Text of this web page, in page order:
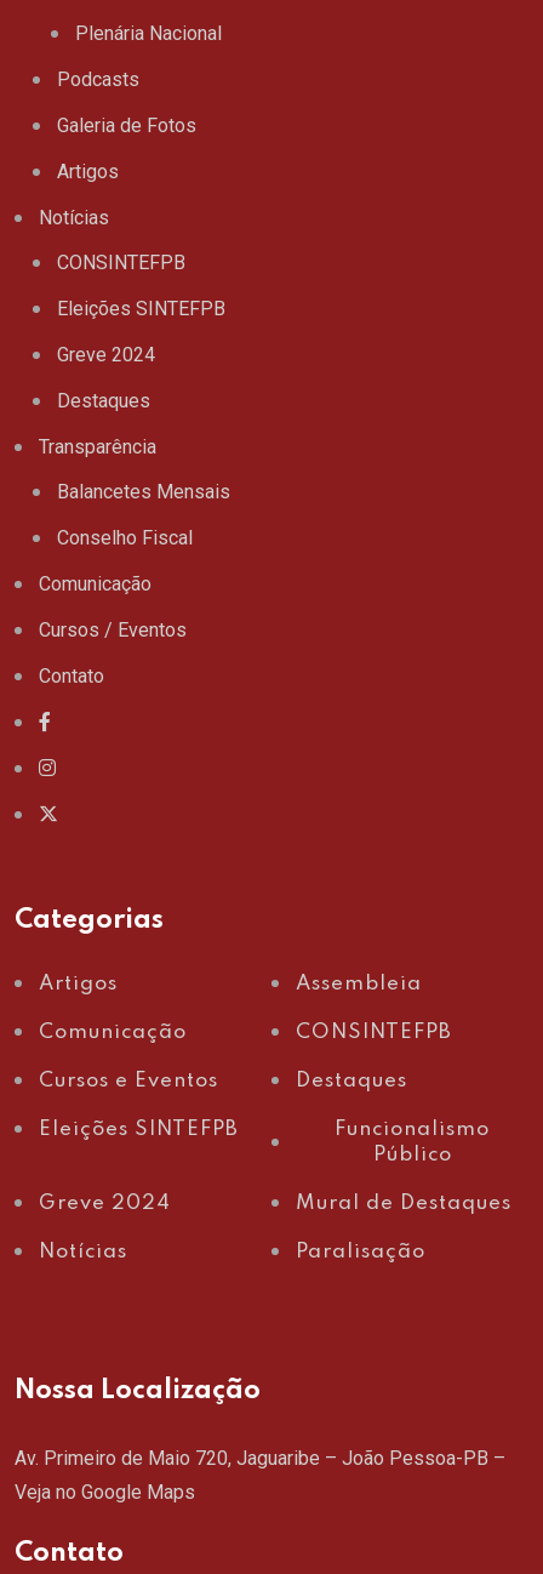
Plenária Nacional
Podcasts
Galeria de Fotos
Artigos
Notícias
CONSINTEFPB
Eleições SINTEFPB
Greve 2024
Destaques
Transparência
Balancetes Mensais
Conselho Fiscal
Comunicação
Cursos / Eventos
Contato
Categorias
Artigos Assembleia
Comunicação CONSINTEFPB
Cursos e Eventos Destaques
Eleições SINTEFPB
Funcionalismo
Público
Greve 2024 Mural de Destaques
Notícias Paralisação
Nossa Localização
Av. Primeiro de Maio 720, Jaguaribe – João Pessoa-PB –
Veja no Google Maps
Contato